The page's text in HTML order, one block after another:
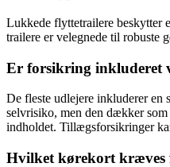
Lukkede flyttetrailere beskytter
trailere er velegnede til robuste
Er forsikring inkluderet
De fleste udlejere inkluderer en
selvrisiko, men den dækker
indholdet. Tillægsforsikringer
Hvilket kørekort kræves